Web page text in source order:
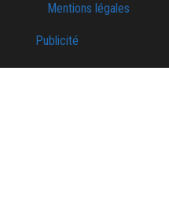
Mentions légales
Publicité